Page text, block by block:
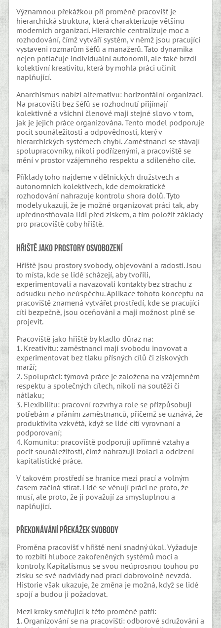
Významnou překážkou při proměně pracovišť je
hierarchická struktura, která charakterizuje většinu
moderních organizací. Hierarchie centralizuje moc a
rozhodování, čímž vytváří systém, v němž jsou pracující
vystaveni rozmarům šéfů a manažerů. Tato dynamika
nejen potlačuje individuální autonomii, ale také brzdí
kolektivní kreativitu, která by mohla práci učinit
naplňující.
Anarchismus nabízí alternativu: horizontální organizaci.
Na pracovišti bez šéfů se rozhodnutí přijímají
kolektivně a všichni členové mají stejné slovo v tom,
jak je jejich práce organizována. Tento model podporuje
pocit sounáležitosti a odpovědnosti, který v
hierarchických systémech chybí. Zaměstnanci se stávají
spolupracovníky, nikoli podřízenými, a pracoviště se
mění v prostor vzájemného respektu a sdíleného cíle.
Příklady toho najdeme v dělnických družstvech a
autonomních kolektivech, kde demokratické
rozhodování nahrazuje kontrolu shora dolů. Tyto
modely ukazují, že je možné organizovat práci tak, aby
upřednostňovala lidi před ziskem, a tím položit základy
pro pracoviště coby hřiště.
Hřiště jako prostory osvobození
Hřiště jsou prostory svobody, objevování a radosti. Jsou
to místa, kde se lidé scházejí, aby tvořili,
experimentovali a navazovali kontakty bez strachu z
odsudku nebo neúspěchu. Aplikace tohoto konceptu na
pracoviště znamená vytvářet prostředí, kde se pracující
cítí bezpečně, jsou oceňováni a mají možnost plně se
projevit.
Pracoviště jako hřiště by kladlo důraz na:
1. Kreativitu: zaměstnanci mají svobodu inovovat a
experimentovat bez tlaku přísných cílů či ziskových
marží;
2. Spolupráci: týmová práce je založena na vzájemném
respektu a společných cílech, nikoli na soutěži či
nátlaku;
3. Flexibilitu: pracovní rozvrhy a role se přizpůsobují
potřebám a přáním zaměstnanců, přičemž se uznává, že
produktivita vzkvétá, když se lidé cítí vyrovnaní a
podporovaní;
4. Komunitu: pracoviště podporují upřímné vztahy a
pocit sounáležitosti, čímž nahrazují izolaci a odcizení
kapitalistické práce.
V takovém prostředí se hranice mezi prací a volným
časem začíná stírat. Lidé se věnují práci ne proto, že
musí, ale proto, že ji považují za smysluplnou a
naplňující.
Překonávání překážek svobody
Proměna pracovišť v hřiště není snadný úkol. Vyžaduje
to rozbití hluboce zakořeněných systémů moci a
kontroly. Kapitalismus se svou neúprosnou touhou po
zisku se své nadvlády nad prací dobrovolně nevzdá.
Historie však ukazuje, že změna je možná, když se lidé
spojí a budou ji požadovat.
Mezi kroky směřující k této proměně patří:
1. Organizování se na pracovišti: odborové sdružování a